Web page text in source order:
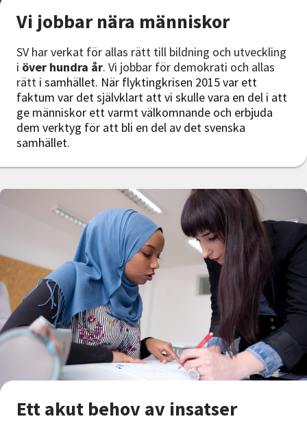
Vi jobbar nära människor
SV har verkat för allas rätt till bildning och utveckling
i över hundra år. Vi jobbar för demokrati och allas
rätt i samhället. När flyktingkrisen 2015 var ett
faktum var det självklart att vi skulle vara en del i att
ge människor ett varmt välkomnande och erbjuda
dem verktyg för att bli en del av det svenska
samhället.
Ett akut behov av insatser